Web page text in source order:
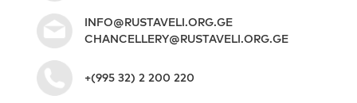
INFO@RUSTAVELI.ORG.GE
CHANCELLERY@RUSTAVELI.ORG.GE
+(995 32) 2 200 220